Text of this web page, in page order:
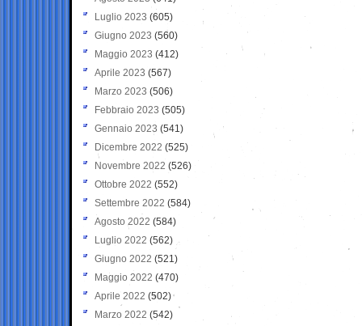
Luglio 2023 (605)
Giugno 2023 (560)
Maggio 2023 (412)
Aprile 2023 (567)
Marzo 2023 (506)
Febbraio 2023 (505)
Gennaio 2023 (541)
Dicembre 2022 (525)
Novembre 2022 (526)
Ottobre 2022 (552)
Settembre 2022 (584)
Agosto 2022 (584)
Luglio 2022 (562)
Giugno 2022 (521)
Maggio 2022 (470)
Aprile 2022 (502)
Marzo 2022 (542)